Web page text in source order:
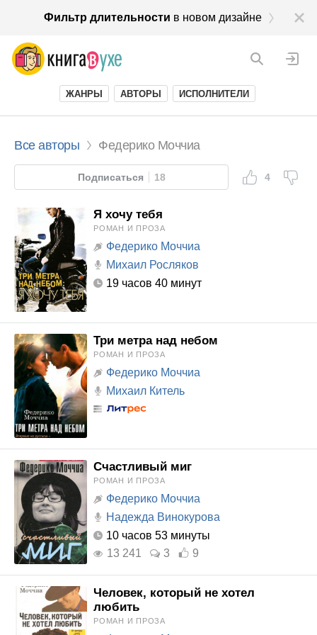
Фильтр длительности в новом дизайне
ЖАНРЫ АВТОРЫ ИСПОЛНИТЕЛИ
Все авторы Федерико Моччиа
Подписаться 18 4
Я хочу тебя
РОМАН И ПРОЗА
Федерико Моччиа
Михаил Росляков
19 часов 40 минут
Три метра над небом
РОМАН И ПРОЗА
Федерико Моччиа
Михаил Китель
Счастливый миг
РОМАН И ПРОЗА
Федерико Моччиа
Надежда Винокурова
10 часов 53 минуты
13 241
3 9
Человек, который не хотел
любить
РОМАН И ПРОЗА